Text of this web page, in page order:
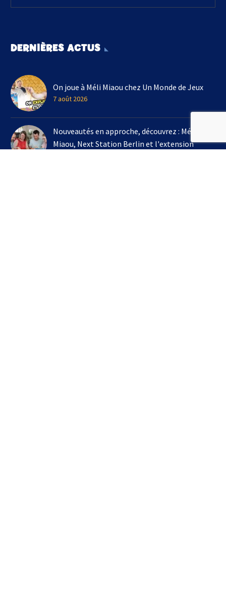
DERNIÈRES ACTUS
On joue à Méli Miaou chez Un Monde de Jeux
7 août 2026
Nouveautés en approche, découvrez : Méli
Miaou, Next Station Berlin et l'extension